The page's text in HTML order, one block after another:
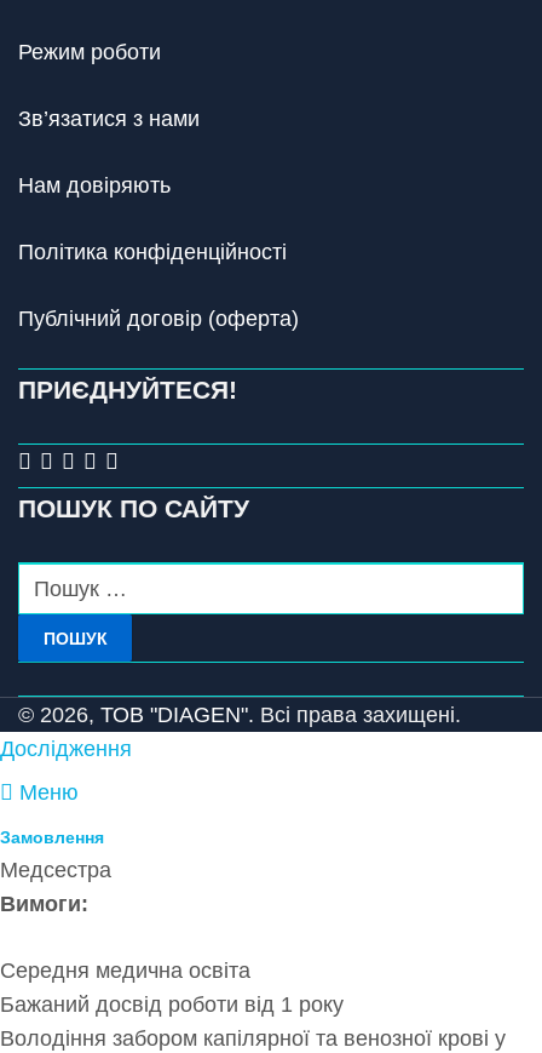
Режим роботи
Зв’язатися з нами
Нам довіряють
Політика конфіденційності
Публічний договір (оферта)
ПРИЄДНУЙТЕСЯ!
ПОШУК ПО САЙТУ
ПОШУК
© 2026, ТОВ "DIAGEN". Всі права захищені.
Дослідження
Меню
Замовлення
Медсестра
Вимоги:
Середня медична освіта
Бажаний досвід роботи від 1 року
Володіння забором капілярної та венозної крові у